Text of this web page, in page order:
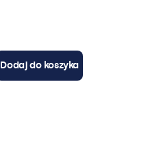
Dodaj do koszyka